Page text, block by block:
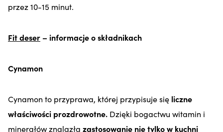
przez 10-15 minut.
Fit deser – informacje o składnikach
Cynamon
Cynamon to przyprawa, której przypisuje się liczne
właściwości prozdrowotne. Dzięki bogactwu witamin i
minerałów znalazła zastosowanie nie tylko w kuchni